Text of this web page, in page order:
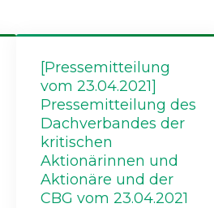
[Pressemitteilung
vom 23.04.2021]
Pressemitteilung des
Dachverbandes der
kritischen
Aktionärinnen und
Aktionäre und der
CBG vom 23.04.2021